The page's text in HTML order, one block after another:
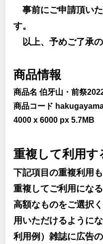
事前にご申請頂い
す。
以上、予めご了承の
商品情報
商品名 伯牙山・前祭
商品コード
4000 x 6000 px 5.7MB
重複して利用す
下記項目の重複利用も
重複してご利用にな
高額なものをご選択
用いただけるようにな
利用例）雑誌に広告